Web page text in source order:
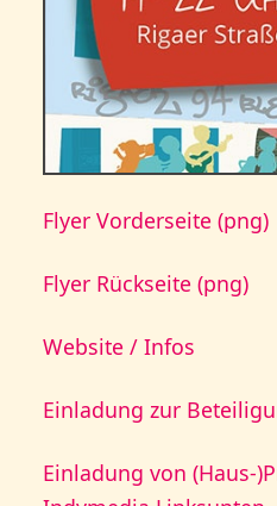
Flyer Vorderseite (png)
Flyer Rückseite (png)
Website / Infos
Einladung zur
Einladung von (Haus-